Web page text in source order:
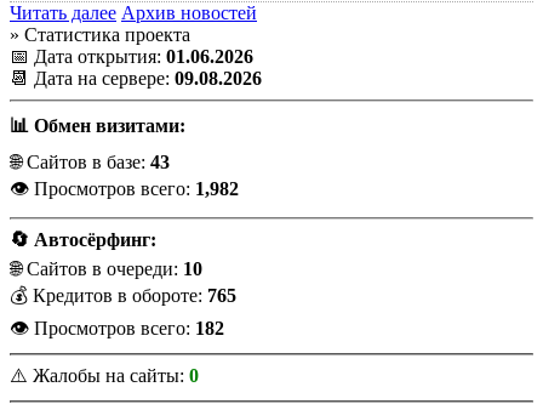
Читать далее Архив новостей
» Статистика проекта
📅 Дата открытия: 01.06.2026
📆 Дата на сервере: 09.08.2026
📊 Обмен визитами:
🌐 Сайтов в базе: 43
👁️ Просмотров всего: 1,982
🔄 Автосёрфинг:
🌐 Сайтов в очереди: 10
💰 Кредитов в обороте: 765
👁️ Просмотров всего: 182
⚠️ Жалобы на сайты: 0